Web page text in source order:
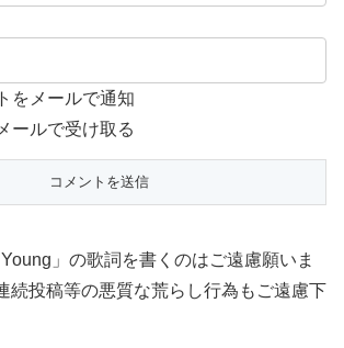
をメールで通知
ールで受け取る
」の歌詞を書くのはご遠慮願いま
続投稿等の悪質な荒らし行為もご遠慮下